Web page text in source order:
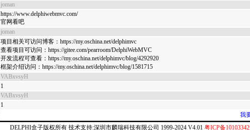
joman
https://www.delphiwebmvc.com/
官网看吧
joman
项目相关可访问博客：https://my.oschina.net/delphimvc
查看项目可访问：https://gitee.com/pearroom/DelphiWebMVC
开发流程可查看：https://my.oschina.net/delphimvc/blog/4292920
框架介绍访问：https://my.oschina.net/delphimvc/blog/1581715
VABxvsyH
1
VABxvsyH
1
我
DELPHI盒子版权所有 技术支持:深圳市麟瑞科技有限公司 1999-2024 V4.01 粤ICP备